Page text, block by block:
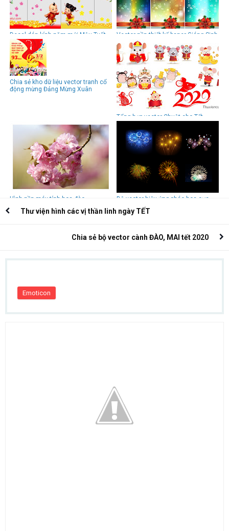
Decal dán kính năm mới Mậu Tuất
2018
Vector nền thiết kế baner Giáng Sinh
2017 cực đẹp
Chia sẻ kho dữ liệu vector tranh cổ
động mừng Đảng Mừng Xuân
Tổng hợp vector Chuột cho Tết
Hình nền máy tính hoa đào
Bộ vector hiệu ứng pháo hoa cực
Thư viện hình các vị thần linh ngày TẾT
Chia sẻ bộ vector cành ĐÀO, MAI tết 2020
Emoticon